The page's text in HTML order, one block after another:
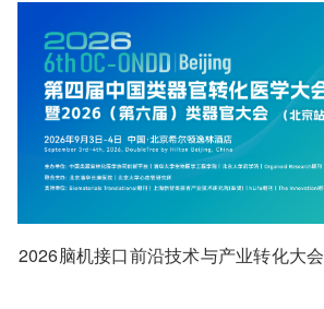
2026脑机接口前沿技术与产业转化大会